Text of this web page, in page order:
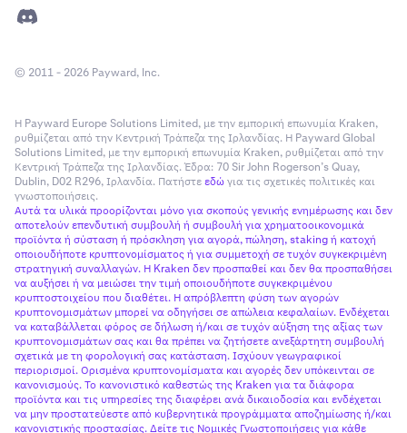
© 2011 - 2026 Payward, Inc.
Η Payward Europe Solutions Limited, με την εμπορική επωνυμία Kraken,
ρυθμίζεται από την Κεντρική Τράπεζα της Ιρλανδίας. Η Payward Global
Solutions Limited, με την εμπορική επωνυμία Kraken, ρυθμίζεται από την
Κεντρική Τράπεζα της Ιρλανδίας. Έδρα: 70 Sir John Rogerson’s Quay,
Dublin, D02 R296, Ιρλανδία. Πατήστεεδώγια τις σχετικές πολιτικές και
γνωστοποιήσεις.
Αυτά τα υλικά προορίζονται μόνο για σκοπούς γενικής ενημέρωσης και δεν
αποτελούν επενδυτική συμβουλή ή συμβουλή για χρηματοοικονομικά
προϊόντα ή σύσταση ή πρόσκληση για αγορά, πώληση, staking ή κατοχή
οποιουδήποτε κρυπτονομίσματος ή για συμμετοχή σε τυχόν συγκεκριμένη
στρατηγική συναλλαγών. Η Kraken δεν προσπαθεί και δεν θα προσπαθήσει
να αυξήσει ή να μειώσει την τιμή οποιουδήποτε συγκεκριμένου
κρυπτοστοιχείου που διαθέτει. Η απρόβλεπτη φύση των αγορών
κρυπτονομισμάτων μπορεί να οδηγήσει σε απώλεια κεφαλαίων. Ενδέχεται
να καταβάλλεται φόρος σε δήλωση ή/και σε τυχόν αύξηση της αξίας των
κρυπτονομισμάτων σας και θα πρέπει να ζητήσετε ανεξάρτητη συμβουλή
σχετικά με τη φορολογική σας κατάσταση. Ισχύουν γεωγραφικοί
περιορισμοί. Ορισμένα κρυπτονομίσματα και αγορές δεν υπόκεινται σε
κανονισμούς. Το κανονιστικό καθεστώς της Kraken για τα διάφορα
προϊόντα και τις υπηρεσίες της διαφέρει ανά δικαιοδοσία και ενδέχεται
να μην προστατεύεστε από κυβερνητικά προγράμματα αποζημίωσης ή/και
κανονιστικής προστασίας. Δείτε τις Νομικές Γνωστοποιήσεις για κάθε